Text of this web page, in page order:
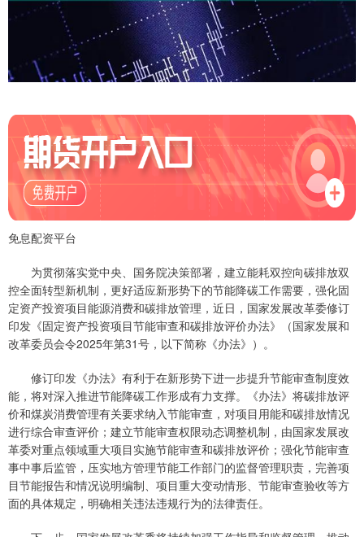
免息配资平台
为贯彻落实党中央、国务院决策部署，建立能耗双控向碳排放双
控全面转型新机制，更好适应新形势下的节能降碳工作需要，强化固
定资产投资项目能源消费和碳排放管理，近日，国家发展改革委修订
印发《固定资产投资项目节能审查和碳排放评价办法》（国家发展和
改革委员会令2025年第31号，以下简称《办法》）。
修订印发《办法》有利于在新形势下进一步提升节能审查制度效
能，将对深入推进节能降碳工作形成有力支撑。《办法》将碳排放评
价和煤炭消费管理有关要求纳入节能审查，对项目用能和碳排放情况
进行综合审查评价；建立节能审查权限动态调整机制，由国家发展改
革委对重点领域重大项目实施节能审查和碳排放评价；强化节能审查
事中事后监管，压实地方管理节能工作部门的监督管理职责，完善项
目节能报告和情况说明编制、项目重大变动情形、节能审查验收等方
面的具体规定，明确相关违法违规行为的法律责任。